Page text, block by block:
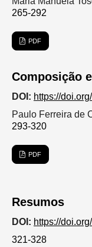
265-292
PDF
Composição
DOI: https://
Paulo Ferreira de
293-320
PDF
Resumos
DOI: https://
321-328